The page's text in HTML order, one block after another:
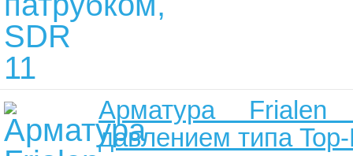
Арматура
давлением типа